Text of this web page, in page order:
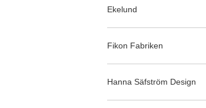
Ekelund
Fikon Fabriken
Hanna Säfström Design